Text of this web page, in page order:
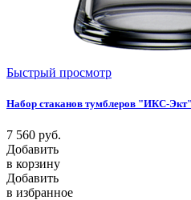
Быстрый просмотр
Набор стаканов тумблеров "ИКС-
7 560 руб.
Добавить
в корзину
Добавить
в избранное